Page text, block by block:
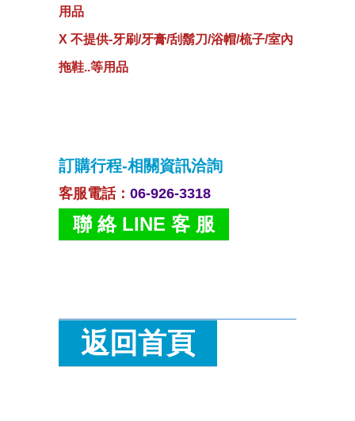
用品
X 不提供-牙刷/牙膏/刮鬍刀/浴帽/梳子/室內
拖鞋..等用品
訂購行程-相關資訊洽詢
客服電話： 06-926-3318
聯 絡 LINE 客 服
返回首頁